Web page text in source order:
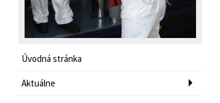
Úvodná stránka
Aktuálne